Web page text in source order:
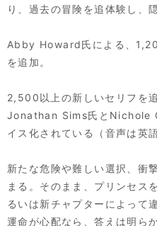
り、過去の冒険を追体験し、
Abby Howard氏による、
を追加。
2,500以上の新しいセリフを
Jonathan Sims氏とNichole
イス化されている（音声は英語
新たな危険や難しい選択、衝
まる。そのまま、プリンセス
るいは新チャプターによって
運命が心配なら、答えは明ら